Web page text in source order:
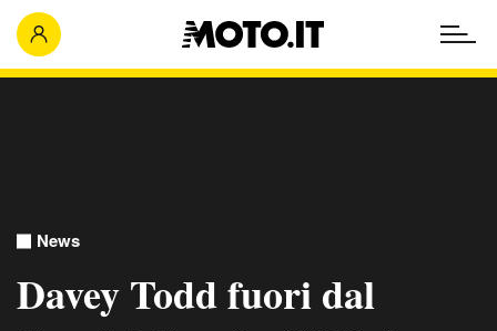
News
Davey Todd fuori dal